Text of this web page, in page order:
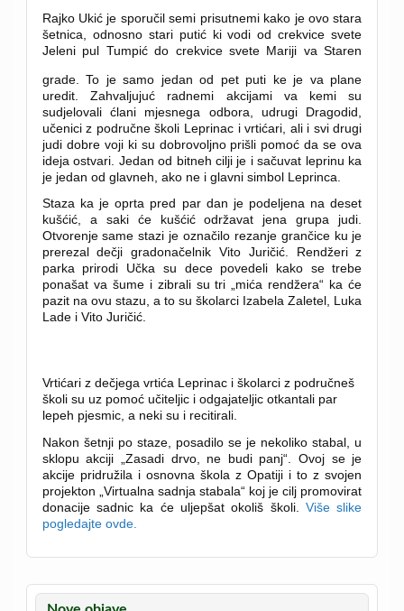
Rajko Ukić je sporučil semi prisutnemi kako je ovo stara
šetnica, odnosno stari putić ki vodi od crekvice svete
Jeleni pul Tumpić do crekvice svete Mariji va Staren
grade.To je samo jedan od pet puti ke je va plane
uredit. Zahvaljujuć radnemi akcijami va kemi su
sudjelovali ćlani mjesnega odbora, udrugi Dragodid,
učenici z područne školi Leprinac i vrtićari, ali i svi drugi
judi dobre voji ki su dobrovoljno prišli pomoć da se ova
ideja ostvari. Jedan od bitneh cilji je i sačuvat leprinu ka
je jedan od glavneh, ako ne i glavni simbol Leprinca.
Staza ka je oprta pred par dan je podeljena na deset
kušćić, a saki će kušćić održavat jena grupa judi.
Otvorenje same stazi je označilo rezanje grančice ku je
prerezal dečji gradonačelnik Vito Juričić. Rendžeri z
parka prirodi Učka su dece povedeli kako se trebe
ponašat va šume i zibrali su tri „mića rendžera“ ka će
pazit na ovu stazu, a to su školarci Izabela Zaletel, Luka
Lade i Vito Juričić.
Vrtićari z dečjega vrtića Leprinac i školarci z područneš
školi su uz pomoć učiteljic i odgajateljic otkantali par
lepeh pjesmic, a neki su i recitirali.
Nakon šetnji po staze, posadilo se je nekoliko stabal, u
sklopu akciji „Zasadi drvo, ne budi panj“. Ovoj se je
akcije pridružila i osnovna škola z Opatiji i to z svojen
projekton „Virtualna sadnja stabala“ koj je cilj promovirat
donacije sadnic ka će uljepšat okoliš školi.Više slike
pogledajte ovde.